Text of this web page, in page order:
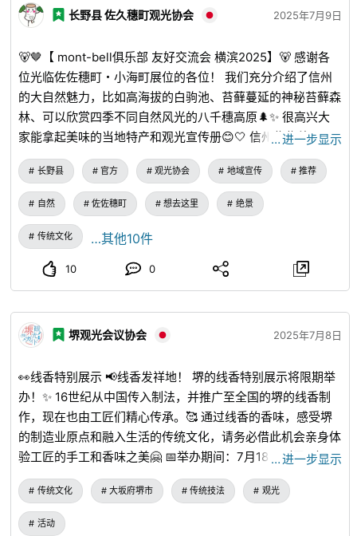
和我的朋友一起进行一次步行女祭司之旅，我想打扮成女祭
司，一边想一边走路。 7 月 7 日，此次参加的成员将率先举
办 Yoshitsu Historical Walk 的“步行女祭司之旅”。 在泷泽
先生的指导下，传统文化学习团体，以及在 Tyler 先生的指导
下，“忍者项目小组”将游览柚子。 < 历史注意事项> ◇
Nonou 的国巡游：对普通民众的情感支持 作为神与人之间
的调解人，Nonou 进行“口对口”的活动，例如敲响 azusa 弓
和传达神谕。 它支撑着从战国时代到江户时代的平民精
神。 军阀还借用了野尾之口，从众神那里获得了胜利的预
言，减轻了对死亡的恐惧，给了他胜利的信心。 在江户时
代，数量最多的 nonou 居住在 Akizu 聚落，大约有 50 个
nonou 房屋。 在江户幕府的寺庙和神社官官的批准下，主持
梓神歌的西合神道祭神仪式 Maitao 和 Nonou 组成了一支商
队，能够自由地游览各个国家。 在明治时代，新政府的宗
教政策禁止活动，许多人寻求新的生活方式，例如关店或移
集在义津聚落，根据东部町杂志和杂志，认为义津之地自古以
来就是接受女祭司的土壤，以及与女性和祭神仪式有关的地名
和遗迹。 让人想起 Nonou 起源的传统和 Yoshitsu 的历史
气候按时间顺序列出。 ▽ 从古坟时代到奈良时代，中央政
权推进到该地区，古代中心的文化在此地区蓬勃发展 ▽ 古
代遗留的地名变化（海野乡→聚落小姐→少女乡→海野庄）是
表明古代与“由布”有着深厚关系的当地性格的地名，而参加表
演神乐舞和扮演神灵的安魂祭神仪式的女祭司尤贝的形象浮现
在脑海中 ▽ 从平安时代末期到江户时代初期，义津氏的志
野氏族以日本东部最好的驯鹰者而闻名，驯鹰者中有许多秘密
传统，从中可以看到萨满教。 ▽ 义津氏与中世纪的诹访有
长野县 佐久穗町观光协会 2025年7月9日
🐻🤎【 mont-bell俱乐部 友好交流会 横滨2025】🐻 感谢各
位光临佐佐穗町・小海町展位的各位！ 我们充分介绍了信州
的大自然魅力，比如高海拔的白驹池、苔藓蔓延的神秘苔藓森
林、可以欣赏四季不同自然风光的八千穗高原🌲✨ 很高兴大
家能拿起美味的当地特产和观光宣传册😊🤍 信州佐佐穗町・
小海町，是夏季避暑旅行的绝佳地区。 希望能再次在信州的
大自然中与大家相遇🌲🍁
…进一步显示
长野县 官方 观光协会 地域宣传 推荐
自然 佐佐穗町 想去这里 绝景
传统文化 …其他10件
10 0
堺观光会议协会 2025年7月8日
👀线香特别展示 📢线香发祥地！ 堺的线香特别展示将限期举
办！✨ 16世纪从中国传入制法，并推广至全国的堺的线香制
作，现在也由工匠们精心传承。🥰 通过线香的香味，感受堺
的制造业原点和融入生活的传统文化，请务必借此机会亲身体
验工匠的手工和香味之美🤗 📅举办期间：7月18日（周五）～
7月27日（周日） 📍地点：堺传匠馆2楼 TAKUMI
EXHIBITION ※7月26日的线香制作体验招募已结束。 衷心期
待各位的光临👨‍👩‍👧‍👦
…进一步显示
传统文化 大坂府堺市 传统技法 观光
活动